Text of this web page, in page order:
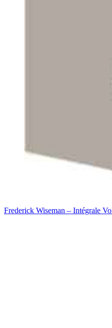
Frederick Wiseman – Intégrale